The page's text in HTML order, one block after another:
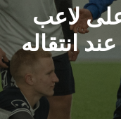
لاعب
انتقاله